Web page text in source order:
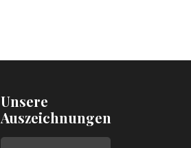
Unsere
Auszeichnungen